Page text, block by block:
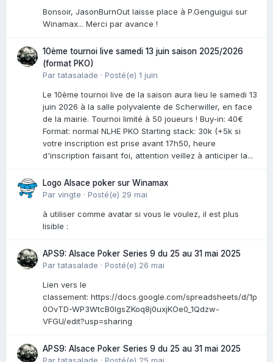
Bonsoir, JasonBurnOut laisse place à P.Genguigui sur
Winamax... Merci par avance !
10ème tournoi live samedi 13 juin saison 2025/2026
(format PKO)
Partatasalade · Posté(e) 1 juin
Le 10ème tournoi live de la saison aura lieu le samedi 13
juin 2026 à la salle polyvalente de Scherwiller, en face
de la mairie. Tournoi limité à 50 joueurs ! Buy-in: 40€
Format: normal NLHE PKO Starting stack: 30k (+5k si
votre inscription est prise avant 17h50, heure
d'inscription faisant foi, attention veillez à anticiper la...
Logo Alsace poker sur Winamax
Par vingte · Posté(e) 29 mai
à utiliser comme avatar si vous le voulez, il est plus
lisible :
APS9: Alsace Poker Series 9 du 25 au 31 mai 2025
Partatasalade · Posté(e) 26 mai
Lien vers le
classement: https://docs.google.com/spreadsheets/d/1p
0OvTD-WP3WtcB0lgsZKoq8j0uxjKOe0_1Qdzw-
VFGU/edit?usp=sharing
APS9: Alsace Poker Series 9 du 25 au 31 mai 2025
Partatasalade · Posté(e) 25 mai